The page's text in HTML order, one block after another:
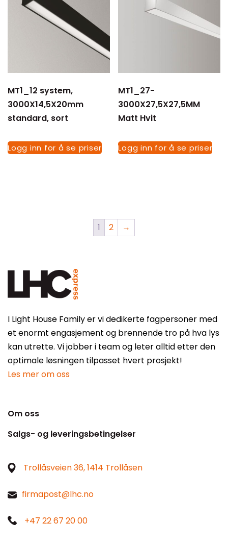
MT1_12 system,
3000X14,5X20mm
standard, sort
Logg inn for å se priser
MT1_27-
3000X27,5X27,5MM
Matt Hvit
Logg inn for å se priser
1 2 →
I Light House Family er vi dedikerte fagpersoner med
et enormt engasjement og brennende tro på hva lys
kan utrette. Vi jobber i team og leter alltid etter den
optimale løsningen tilpasset hvert prosjekt!
Les mer om oss
Om oss
Salgs- og leveringsbetingelser
Trollåsveien 36, 1414 Trollåsen
firmapost@lhc.no
+47 22 67 20 00